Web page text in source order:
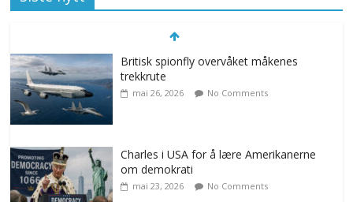
Britisk spionfly overvåket måkenes
trekkrute
mai 26, 2026 No Comments
Charles i USA for å lære Amerikanerne
om demokrati
mai 23, 2026 No Comments